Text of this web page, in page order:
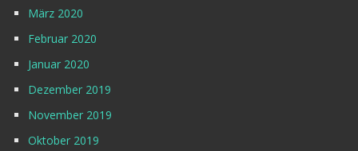
März 2020
Februar 2020
Januar 2020
Dezember 2019
November 2019
Oktober 2019